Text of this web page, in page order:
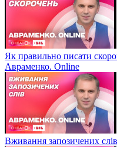
Як правильно писати
Авраменко. Online
Вживання запозичених